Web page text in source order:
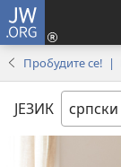
JW.ORG
Пробудите се! |
ЈЕЗИК